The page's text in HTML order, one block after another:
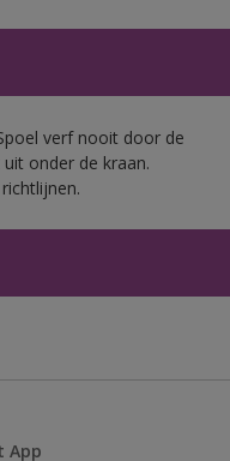
verf nooit door de
onder de kraan.
App